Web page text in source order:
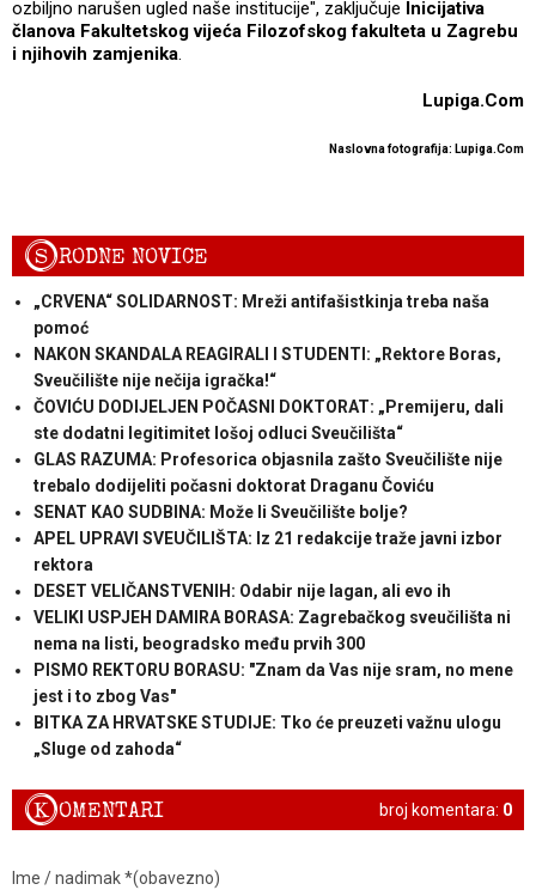
ozbiljno narušen ugled naše institucije", zaključuje Inicijativa
članova Fakultetskog vijeća Filozofskog fakulteta u Zagrebu
i njihovih zamjenika.
Lupiga.Com
Naslovna fotografija: Lupiga.Com
SRODNE NOVICE
„CRVENA“ SOLIDARNOST: Mreži antifašistkinja treba naša
pomoć
NAKON SKANDALA REAGIRALI I STUDENTI: „Rektore Boras,
Sveučilište nije nečija igračka!“
ČOVIĆU DODIJELJEN POČASNI DOKTORAT: „Premijeru, dali
ste dodatni legitimitet lošoj odluci Sveučilišta“
GLAS RAZUMA: Profesorica objasnila zašto Sveučilište nije
trebalo dodijeliti počasni doktorat Draganu Čoviću
SENAT KAO SUDBINA: Može li Sveučilište bolje?
APEL UPRAVI SVEUČILIŠTA: Iz 21 redakcije traže javni izbor
rektora
DESET VELIČANSTVENIH: Odabir nije lagan, ali evo ih
VELIKI USPJEH DAMIRA BORASA: Zagrebačkog sveučilišta ni
nema na listi, beogradsko među prvih 300
PISMO REKTORU BORASU: "Znam da Vas nije sram, no mene
jest i to zbog Vas"
BITKA ZA HRVATSKE STUDIJE: Tko će preuzeti važnu ulogu
„Sluge od zahoda“
broj komentara: 0
KOMENTARI
Ime / nadimak *(obavezno)